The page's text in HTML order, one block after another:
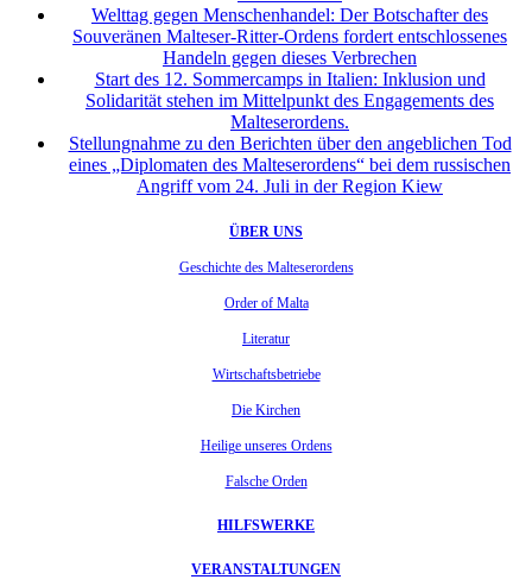
Welttag gegen Menschenhandel: Der Botschafter des
Souveränen Malteser-Ritter-Ordens fordert entschlossenes
Handeln gegen dieses Verbrechen
Start des 12. Sommercamps in Italien: Inklusion und
Solidarität stehen im Mittelpunkt des Engagements des
Malteserordens.
Stellungnahme zu den Berichten über den angeblichen Tod
eines „Diplomaten des Malteserordens“ bei dem russischen
Angriff vom 24. Juli in der Region Kiew
ÜBER UNS
Geschichte des Malteserordens
Order of Malta
Literatur
Wirtschaftsbetriebe
Die Kirchen
Heilige unseres Ordens
Falsche Orden
HILFSWERKE
VERANSTALTUNGEN